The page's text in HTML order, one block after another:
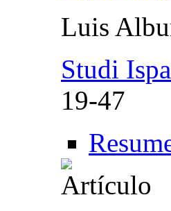
Luis
Studi
19-47